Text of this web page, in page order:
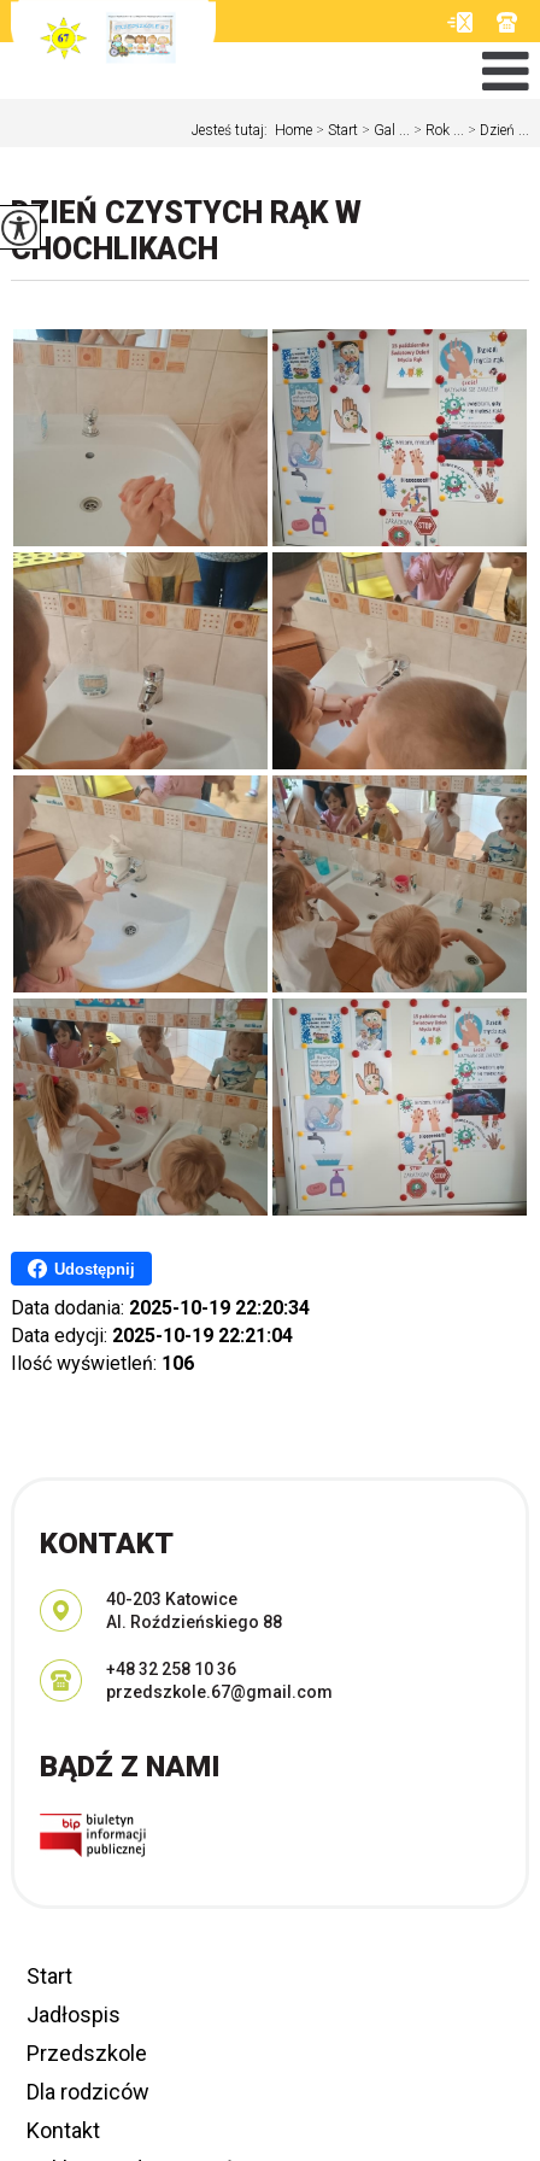
Jesteś tutaj: Home > Start > Gal ... > Rok ... > Dzień ...
DZIEŃ CZYSTYCH RĄK W
CHOCHLIKACH
Udostępnij
Data dodania: 2025-10-19 22:20:34
Data edycji: 2025-10-19 22:21:04
Ilość wyświetleń: 106
KONTAKT
Adres pocztowy:
40-203 Katowice
Al. Roździeńskiego 88
+48 32 258 10 36
przedszkole.67@gmail.com
BĄDŹ Z NAMI
Start
Jadłospis
Przedszkole
Dla rodziców
Kontakt